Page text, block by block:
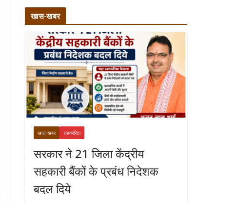
खास-खबर
खास खबर सहकारिता
सरकार ने 21 जिला केंद्रीय
सहकारी बैंकों के प्रबंध निदेशक
बदल दिये